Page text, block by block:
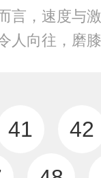
言，速度与
人向往，磨
41
42